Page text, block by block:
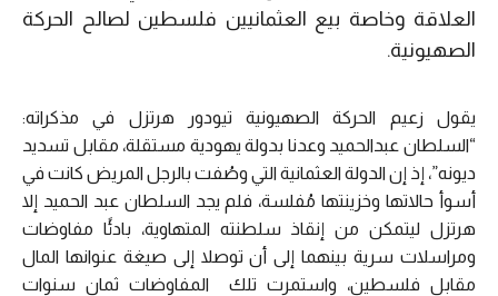
العلاقة وخاصة بيع العثمانيين فلسطين لصالح الحركة
الصهيونية.
يقول زعيم الحركة الصهيونية تيودور هرتزل في مذكراته:
“السلطان عبدالحميد وعدنا بدولة يهودية مستقلة، مقابل تسديد
ديونه”، إذ إن الدولة العثمانية التي وصُفت بالرجل المريض كانت في
أسوأ حالاتها وخزينتها مُفلسة، فلم يجد السلطان عبد الحميد إلا
هرتزل ليتمكن من إنقاذ سلطنته المتهاوية، بادئًا مفاوضات
ومراسلات سرية بينهما إلى أن توصلا إلى صيغة عنوانها المال
مقابل فلسطين، واستمرت تلك المفاوضات ثمانِ سنوات